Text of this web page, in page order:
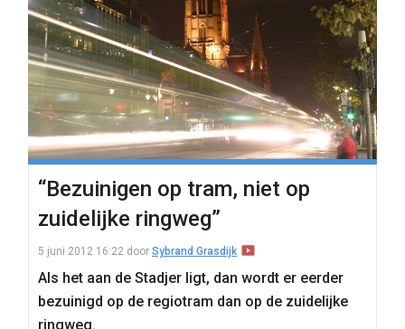
“Bezuinigen op tram, niet op
zuidelijke ringweg”
5 juni 2012 16:22 door Sybrand Grasdijk
Als het aan de Stadjer ligt, dan wordt er eerder
bezuinigd op de regiotram dan op de zuidelijke
ringweg.